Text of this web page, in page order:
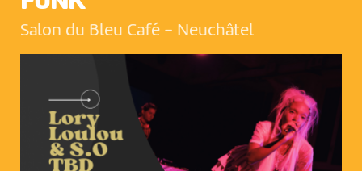
Salon du Bleu Café - Neuchâtel